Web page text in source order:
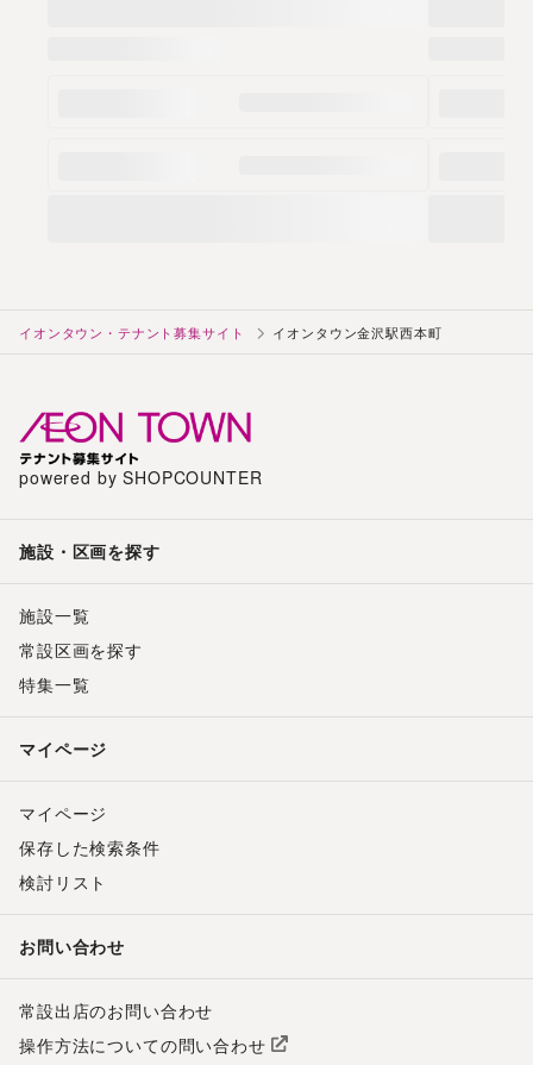
イオンタウン・テナント募集サイト イオンタウン金沢駅西本町
powered by SHOPCOUNTER
施設・区画を探す
施設一覧
常設区画を探す
特集一覧
マイページ
マイページ
保存した検索条件
検討リスト
お問い合わせ
常設出店のお問い合わせ
操作方法についての問い合わせ